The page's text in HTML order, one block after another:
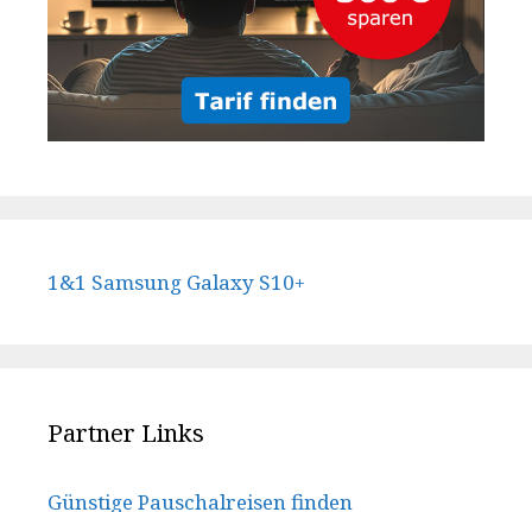
1&1 Samsung Galaxy S10+
Partner Links
Günstige Pauschalreisen finden